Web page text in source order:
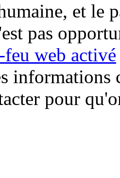
et le
pas
feu web activé
informations
pour